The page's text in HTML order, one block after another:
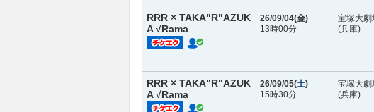
RRR × TAKA"R"AZUK
A √Rama
26/09/04(金)
13時00分
宝塚大劇
(兵庫)
RRR × TAKA"R"AZUK
A √Rama
26/09/05(土)
15時30分
宝塚大劇
(兵庫)